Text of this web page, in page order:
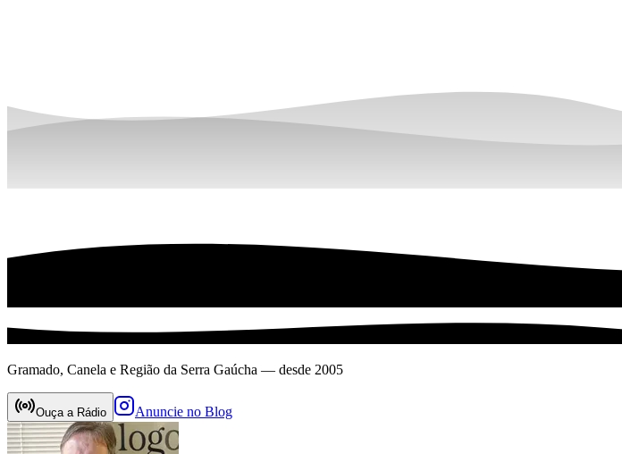
Gramado, Canela e Região da Serra Gaúcha — desde 2005
Ouça a Rádio Anuncie no Blog